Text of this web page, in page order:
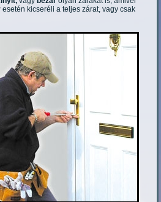
esetén kicseréli a teljes zárat, vagy csak